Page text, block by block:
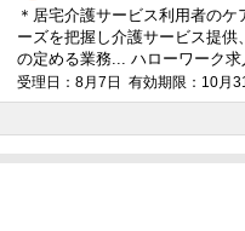
＊居宅介護サービス利用者の
ーズを把握し介護サービス提
の定める業務... ハローワーク求
受理日：8月7日 有効期限：10月